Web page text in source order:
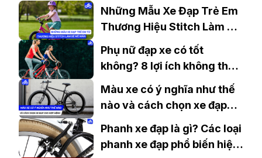
Những Mẫu Xe Đạp Trẻ Em
Thương Hiệu Stitch Làm Bé
Phụ nữ đạp xe có tốt
không? 8 lợi ích không thể
Màu xe có ý nghĩa như thế
nào và cách chọn xe đạp
cho hợp Mệnh
Phanh xe đạp là gì? Các loại
phanh xe đạp phổ biến hiện